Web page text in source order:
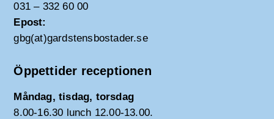
031 – 332 60 00
Epost:
gbg(at)gardstensbostader.se
Öppettider receptionen
Måndag, tisdag, torsdag
8.00-16.30 lunch 12.00-13.00.